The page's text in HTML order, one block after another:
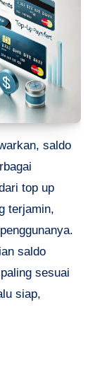
saldo
top up
terjamin,
saldo
sesuai
siap,